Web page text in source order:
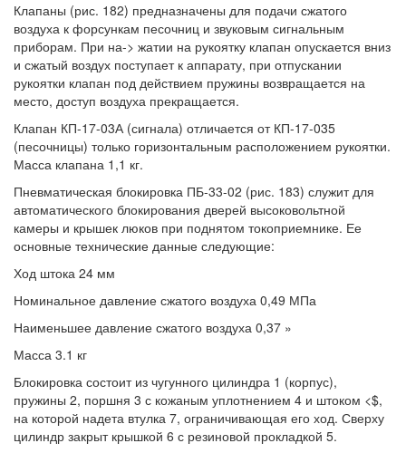
Клапаны (рис. 182) предназначены для подачи сжатого
воздуха к форсункам песочниц и звуковым сигнальным
приборам. При на-> жатии на рукоятку клапан опускается вниз
и сжатый воздух поступает к аппарату, при отпускании
рукоятки клапан под действием пружины возвращается на
место, доступ воздуха прекращается.
Клапан КП-17-03А (сигнала) отличается от КП-17-035
(песочницы) только горизонтальным расположением рукоятки.
Масса клапана 1,1 кг.
Пневматическая блокировка ПБ-33-02 (рис. 183) служит для
автоматического блокирования дверей высоковольтной
камеры и крышек люков при поднятом токоприемнике. Ее
основные технические данные следующие:
Ход штока 24 мм
Номинальное давление сжатого воздуха 0,49 МПа
Наименьшее давление сжатого воздуха 0,37 »
Масса 3.1 кг
Блокировка состоит из чугунного цилиндра 1 (корпус),
пружины 2, поршня 3 с кожаным уплотнением 4 и штоком <$,
на которой надета втулка 7, ограничивающая его ход. Сверху
цилиндр закрыт крышкой 6 с резиновой прокладкой 5.